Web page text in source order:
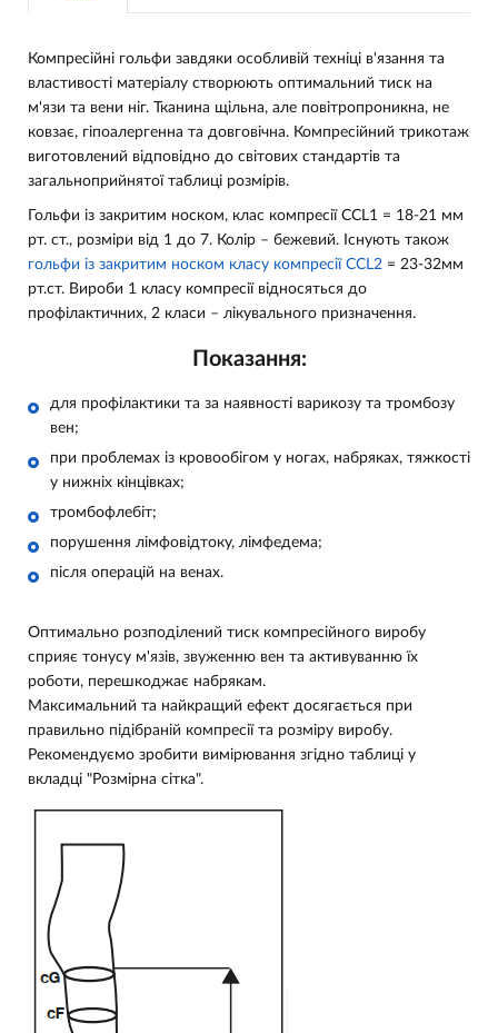
Компресійні гольфи завдяки особливій техніці в'язання та
властивості матеріалу створюють оптимальний тиск на
м'язи та вени ніг. Тканина щільна, але повітропроникна, не
ковзає, гіпоалергенна та довговічна. Компресійний трикотаж
виготовлений відповідно до світових стандартів та
загальноприйнятої таблиці розмірів.
Гольфи із закритим носком, клас компресії CCL1 = 18-21 мм
рт. ст., розміри від 1 до 7. Колір – бежевий. Існують також
гольфи із закритим носком класу компресії CCL2 = 23-32мм
рт.ст. Вироби 1 класу компресії відносяться до
профілактичних, 2 класи – лікувального призначення.
Показання:
для профілактики та за наявності варикозу та тромбозу
вен;
при проблемах із кровообігом у ногах, набряках, тяжкості
у нижніх кінцівках;
тромбофлебіт;
порушення лімфовідтоку, лімфедема;
після операцій на венах.
Оптимально розподілений тиск компресійного виробу
сприяє тонусу м'язів, звуженню вен та активуванню їх
роботи, перешкоджає набрякам.
Максимальний та найкращий ефект досягається при
правильно підібраній компресії та розміру виробу.
Рекомендуємо зробити вимірювання згідно таблиці у
вкладці "Розмірна сітка".